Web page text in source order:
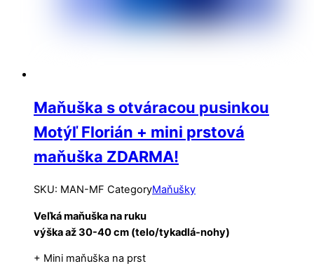
Maňuška s otváracou pusinkou
Motýľ Florián + mini prstová
maňuška ZDARMA!
SKU: MAN-MF CategoryMaňušky
Veľká maňuška na ruku
výška až 30-40 cm (telo/tykadlá-nohy)
+ Mini maňuška na prst